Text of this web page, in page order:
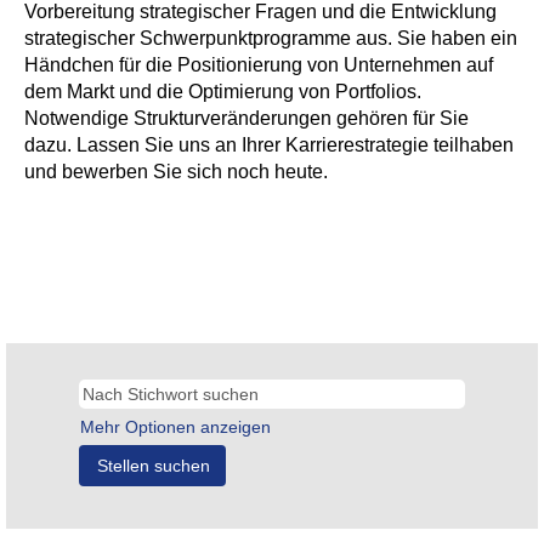
Vorbereitung strategischer Fragen und die Entwicklung
strategischer Schwerpunktprogramme aus. Sie haben ein
Händchen für die Positionierung von Unternehmen auf
dem Markt und die Optimierung von Portfolios.
Notwendige Strukturveränderungen gehören für Sie
dazu. Lassen Sie uns an Ihrer Karrierestrategie teilhaben
und bewerben Sie sich noch heute.
Mehr Optionen anzeigen